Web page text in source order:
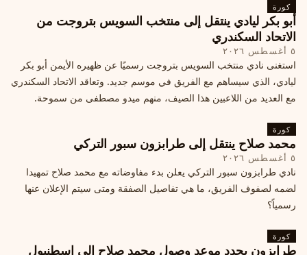
كورة
أبو بكر ليادي ينتقل إلى منتخب السويس بتروجت من
الاتحاد السكندري
٥ أغسطس ٢٠٢٦
استغنى نادي منتخب السويس بتروجت رسميًا عن ظهيره الأيمن أبو بكر
ليادي، الذي سيساهم مع الفريق في موسم جديد. وتعاقد الاتحاد السكندري
مع العديد من اللاعبين هذا الصيف، منهم ميدو مصطفى من سموحة.
كورة
محمد صلاح ينتقل إلى طرابزون سبور التركي
٥ أغسطس ٢٠٢٦
نادي طرابزون سبور التركي يعلن بدء مفاوضاته مع محمد صلاح تمهيدا
لضمه لصفوف الفريق، ما هي تفاصيل الصفقة ومتى سيتم الإعلان عنها
رسمياً؟
كورة
طرابزون يحدد موعد وصول محمد صلاح إلى إسطنبول